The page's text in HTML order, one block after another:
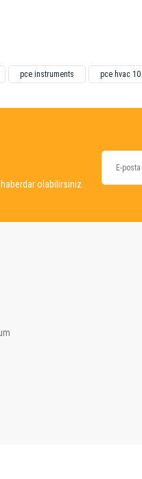
pce instruments pce hvac 10
olabilirsiniz.